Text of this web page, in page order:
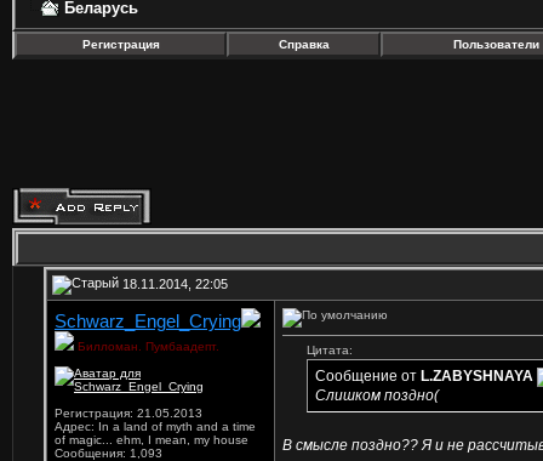
Беларусь
Регистрация Справка Пользователи
18.11.2014, 22:05
Schwarz_Engel_Crying
Билломан. Пумбаадепт.
Регистрация: 21.05.2013
Адрес: In a land of myth and a time
of magic... ehm, I mean, my house
Сообщения: 1,093
Цитата:
Сообщение от L.ZABYSHNAYA
Слишком поздно(
В смысле поздно?? Я и не